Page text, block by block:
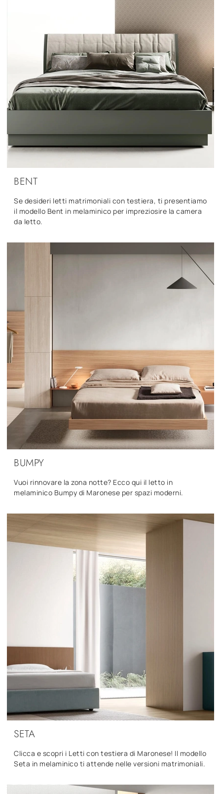
BENT
Se desideri letti matrimoniali con testiera, ti presentiamo
il modello Bent in melaminico per impreziosire la camera
da letto.
BUMPY
Vuoi rinnovare la zona notte? Ecco qui il letto in
melaminico Bumpy di Maronese per spazi moderni.
SETA
Clicca e scopri i Letti con testiera di Maronese! Il modello
Seta in melaminico ti attende nelle versioni matrimoniali.